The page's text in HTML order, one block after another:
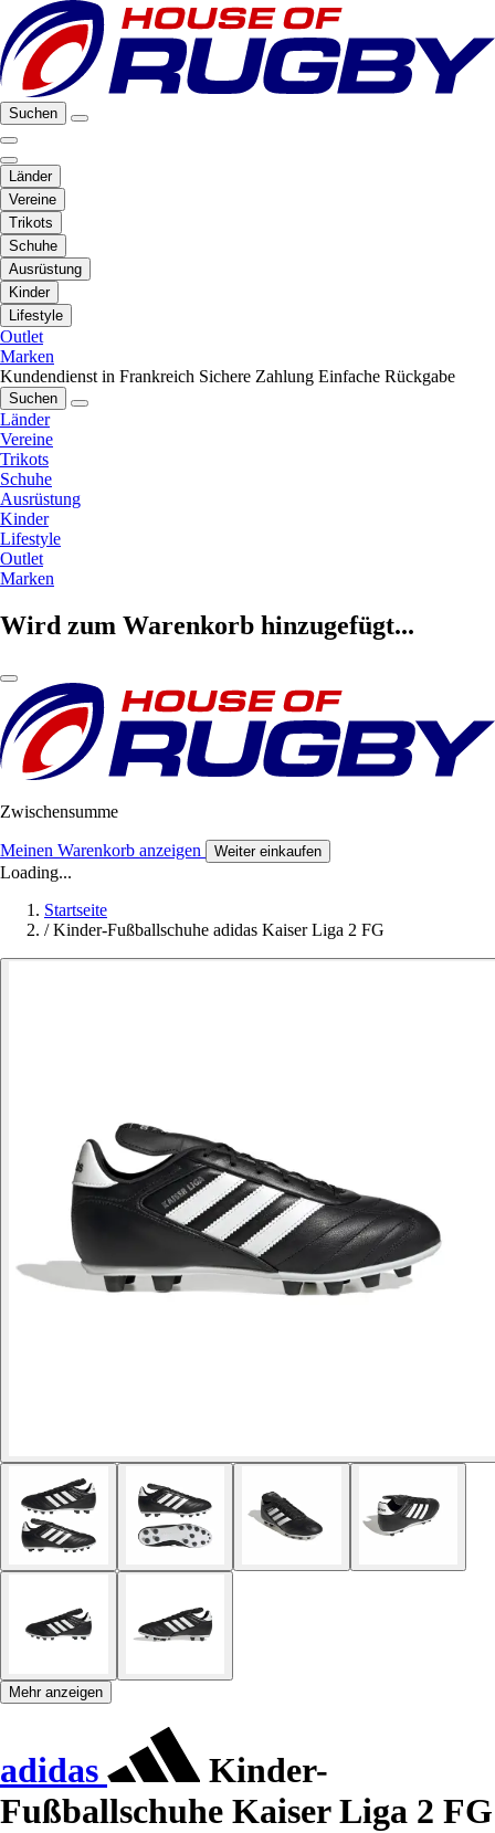
Suchen
Länder
Vereine
Trikots
Schuhe
Ausrüstung
Kinder
Lifestyle
Outlet
Marken
Kundendienst in Frankreich Sichere Zahlung Einfache Rückgabe
Suchen
Länder
Vereine
Trikots
Schuhe
Ausrüstung
Kinder
Lifestyle
Outlet
Marken
Wird zum Warenkorb hinzugefügt...
Zwischensumme
Meinen Warenkorb anzeigen Weiter einkaufen
Loading...
Startseite
/ Kinder-Fußballschuhe adidas Kaiser Liga 2 FG
Mehr anzeigen
adidas
Kinder-
Fußballschuhe Kaiser Liga 2 FG